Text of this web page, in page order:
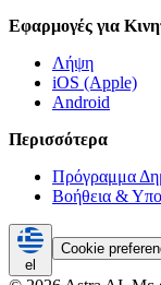
Εφαρμογές για
Λήψη
iOS (Apple)
Android
Περισσότερα
Πρόγραμμα
Βοήθεια &
el
Cookie